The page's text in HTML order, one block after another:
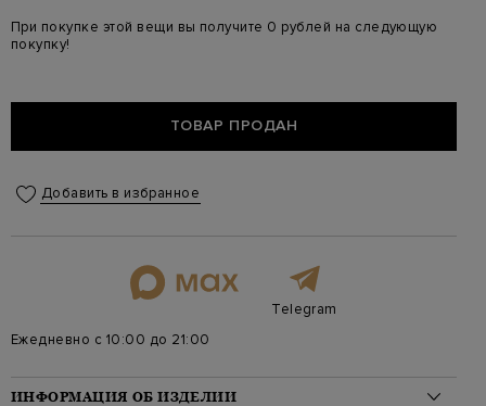
При покупке этой вещи вы получите 0 рублей на следующую
покупку!
ТОВАР ПРОДАН
Добавить в избранное
Telegram
Ежедневно с 10:00 до 21:00
ИНФОРМАЦИЯ ОБ ИЗДЕЛИИ